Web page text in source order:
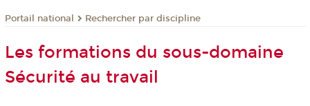
Portail national Rechercher par discipline
Les formations du sous-domaine
Sécurité au travail